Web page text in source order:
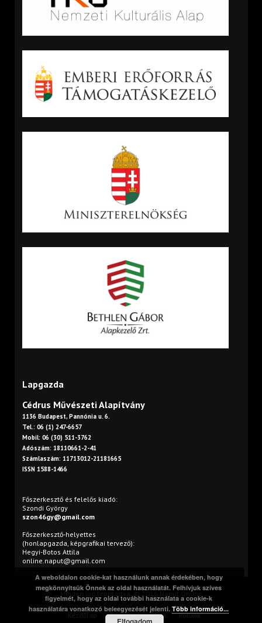
Lapgazda
Cédrus Művészeti Alapítvány
1136 Budapest, Pannónia u. 6.
Tel.: 06 (1) 247-6657
Mobil: 06 (30) 511-3762
Adószám: 18110661-2-41
Számlaszám: 11713012-21181665
ISSN 1588-1466
Főszerkesztő és felelős kiadó:
Szondi György
szon46gy@gmail.com
Főszerkesztő-helyettes
(honlapgazda, képgrafikai tervező):
Hegyi-Botos Attila
online.naput@gmail.com
Minden jog fenntartva. © 2016 Napút Online
Kezdőlap Print Szerzőink Rólunk
A weboldalon cookie-kat használunk annak érdekében, hogy
megkönnyítsük Önnek az oldal használatát. Felhívjuk szíves
figyelmét, hogy az oldal további használata a cookie-k
használatára vonatkozó beleegyezését jelenti.Több információ...